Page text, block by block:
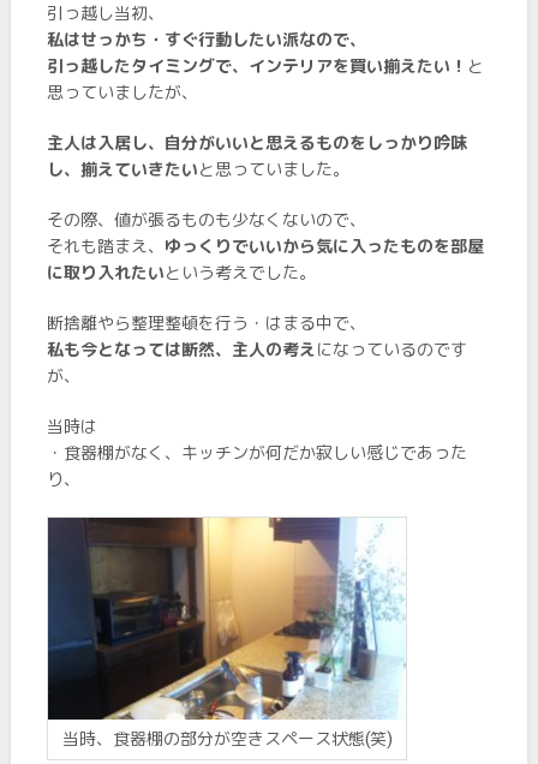
引っ越し当初、
私はせっかち・すぐ行動したい派なので、
引っ越したタイミングで、インテリアを買い揃えたい！ と
思っていましたが、
主人は入居し、自分がいいと思えるものをしっかり吟味
し、揃えていきたいと思っていました。
その際、値が張るものも少なくないので、
それも踏まえ、 ゆっくりでいいから気に入ったものを部屋
に取り入れたいという考えでした。
断捨離やら整理整頓を行う・はまる中で、
私も今となっては断然、主人の考えになっているのです
が、
当時は
・食器棚がなく、キッチンが何だか寂しい感じであった
り、
当時、食器棚の部分が空きスペース状態(笑)